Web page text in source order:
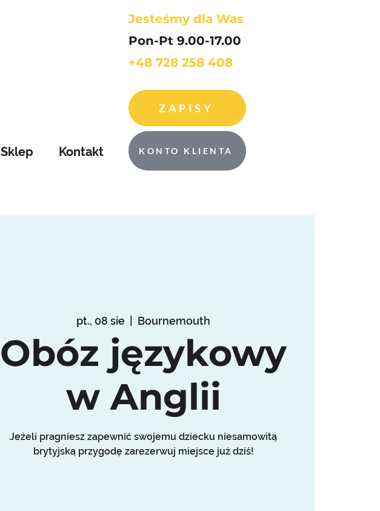
pt., 08 sie Bournemouth
Obóz językowy
w Anglii
Jeżeli pragniesz zapewnić swojemu dziecku niesamowitą
Sklep Kontakt
Jesteśmy dla Was
Pon-Pt 9.00-17.00
+48 728 258 408
KONTO KLIENTA
ZAPISY